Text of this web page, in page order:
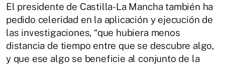
El presidente de Castilla-La Mancha también ha
pedido celeridad en la aplicación y ejecución de
las investigaciones, “que hubiera menos
distancia de tiempo entre que se descubre algo,
y que ese algo se beneficie al conjunto de la